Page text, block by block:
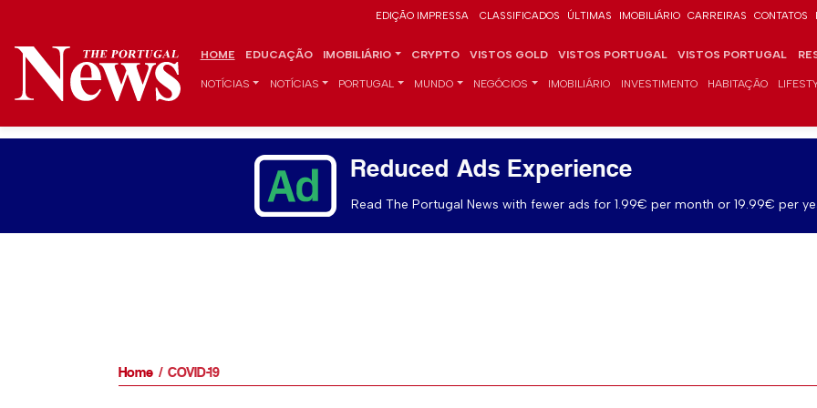
EDIÇÃO IMPRESSA CLASSIFICADOS ÚLTIMAS IMOBILIÁRIO CARREIRAS CONTATOS
HOME EDUCAÇÃO IMOBILIÁRIO CRYPTO VISTOS GOLD VISTOS PORTUGAL VISTOS PORTUGAL
NOTÍCIAS NOTÍCIAS PORTUGAL MUNDO NEGÓCIOS IMOBILIÁRIO INVESTIMENTO HABITAÇÃO
Reduced Ads Experience
Read The Portugal News with fewer ads for 1.99€ per month or 19.99€ per
Home COVID-19